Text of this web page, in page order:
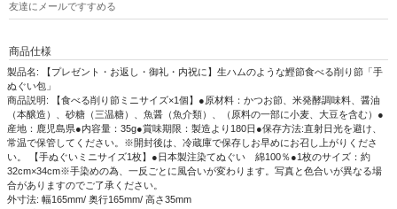
友達にメールですすめる
商品仕様
製品名: 【プレゼント・お返し・御礼・内祝に】生ハムのような鰹節食べる削り節「手
ぬぐい包」
商品説明: 【食べる削り節ミニサイズ×1個】●原材料：かつお節、米発酵調味料、醤油
（本醸造）、砂糖（三温糖）、魚醤（魚介類）、（原料の一部に小麦、大豆を含む）●
産地：鹿児島県●内容量：35g●賞味期限：製造より180日●保存方法:直射日光を避け、
常温で保管してください。※開封後は、冷蔵庫で保存しお早めにお召し上がりくださ
い。 【手ぬぐいミニサイズ1枚】●日本製注染てぬぐい 綿100％●1枚のサイズ：約
32cm×34cm※手染めの為、一反ごとに風合いが変わります。写真と色合いが異なる場
合がありますのでご了承ください。
外寸法: 幅165mm/ 奥行165mm/ 高さ35mm